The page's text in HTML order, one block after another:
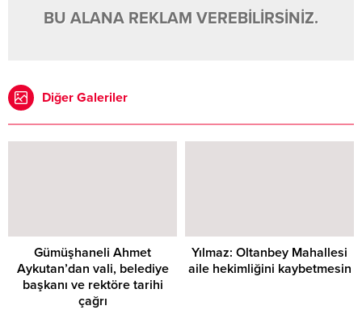
BU ALANA REKLAM VEREBİLİRSİNİZ.
Diğer Galeriler
Gümüşhaneli Ahmet
Aykutan’dan vali, belediye
başkanı ve rektöre tarihi
çağrı
Yılmaz: Oltanbey Mahallesi
aile hekimliğini kaybetmesin